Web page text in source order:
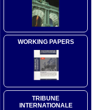
WORKING PAPERS
TRIBUNE
INTERNATIONALE